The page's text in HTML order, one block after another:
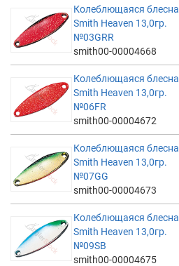
Колеблющаяся блесна
Smith Heaven 13,0гр.
№03GRR
smith00-00004668
Колеблющаяся блесна
Smith Heaven 13,0гр.
№06FR
smith00-00004672
Колеблющаяся блесна
Smith Heaven 13,0гр.
№07GG
smith00-00004673
Колеблющаяся блесна
Smith Heaven 13,0гр.
№09SB
smith00-00004675